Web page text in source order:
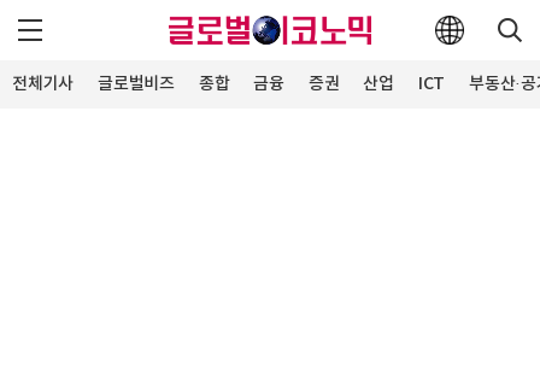
전체기사 글로벌비즈 종합 금융 증권 산업 ICT 부동산·